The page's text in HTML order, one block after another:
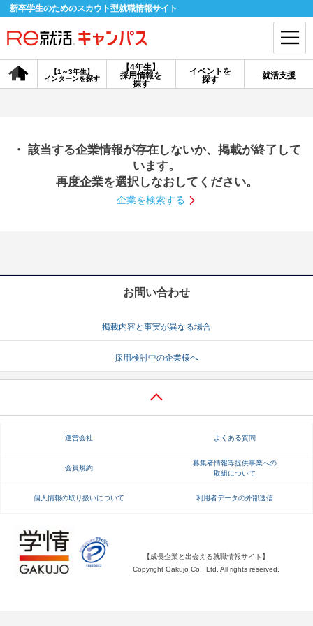
新卒学生のためのスカウト型就職情報サイト
【4年生】
採用情報を
探す
【1～3年生】
インターンを探す
イベントを
探す
就活支援
会員登録 ログイン
探す
【4年生】
説明会を探す
就活ノウハウ・サポート
就活ノウハウが満載！ お役立ち記事・相談室など
就活ニュースペーパー よくある質問
不明点があればこちら
・ 該当する企業情報が存在しないか、掲載が終了して
います。
再度企業を選択しなおしてください。
企業を検索する
お問い合わせ
掲載内容と事実が異なる場合
採用検討中の企業様へ
運営会社 よくある質問
会員規約
募集者情報等提供事業への
取組について
個人情報の取り扱いについて 利用者データの外部送信
【成長企業と出会える就職情報サイト】
Copyright Gakujo Co., Ltd. All rights reserved.